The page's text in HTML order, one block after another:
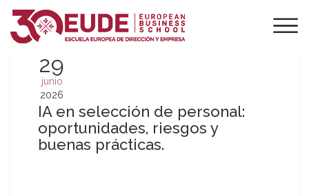
29
junio
2026
IA en selección de personal:
oportunidades, riesgos y
buenas prácticas.